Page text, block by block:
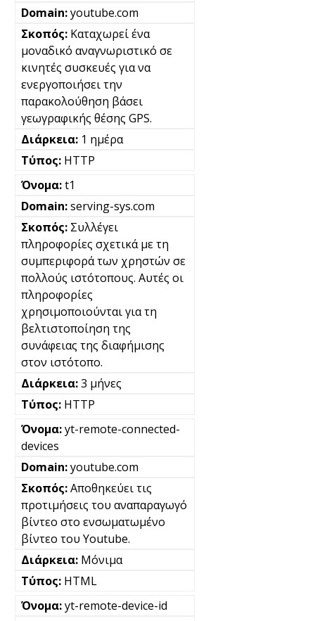
youtube.com
Καταχωρεί ένα
μοναδικό αναγνωριστικό σε
κινητές συσκευές για να
ενεργοποιήσει την
παρακολούθηση βάσει
γεωγραφικής θέσης GPS.
1 ημέρα
HTTP
t1
serving-sys.com
Συλλέγει
πληροφορίες σχετικά με τη
συμπεριφορά των χρηστών σε
πολλούς ιστότοπους. Αυτές οι
πληροφορίες
χρησιμοποιούνται για τη
βελτιστοποίηση της
συνάφειας της διαφήμισης
στον ιστότοπο.
3 μήνες
HTTP
yt-remote-connected-
devices
youtube.com
Αποθηκεύει τις
προτιμήσεις του αναπαραγωγό
βίντεο στο ενσωματωμένο
βίντεο του Youtube.
Μόνιμα
HTML
yt-remote-device-id